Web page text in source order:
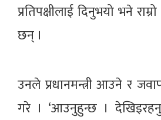
प्रतिपक्षीलाई दिनुभयो भने
छन् ।
उनले प्रधानमन्त्री आउने र
गरे । ‘आउनुहुन्छ ।